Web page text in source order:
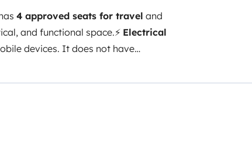
4 approved seats for travel and
and functional space.⚡ Electrical
devices. It does not have
the vehicle remains in excellent